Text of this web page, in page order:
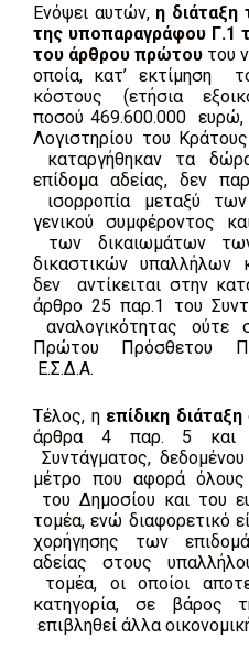
Ενόψει αυτών, η διάταξη
της υποπαραγράφου Γ.1
του άρθρου πρώτου του
οποία, κατ’ εκτίμηση
κόστους (ετήσια
ποσού 469.600.000 ευρώ,
Λογιστηρίου του
καταργήθηκαν τα
επίδομα αδείας, δεν
ισορροπία μεταξύ
γενικού συμφέροντος
των δικαιωμάτων
δικαστικών υπαλλήλων
δεν αντίκειται στην
άρθρο 25 παρ.1 του
αναλογικότητας
Πρώτου Πρόσθετου
Ε.Σ.Δ.Α.
Τέλος, η επίδικη διάταξη
άρθρα 4 παρ. 5
Συντάγματος,
μέτρο που αφορά όλους
του Δημοσίου και του
τομέα, ενώ διαφορετικό
χορήγησης των
αδείας στους
τομέα, οι οποίοι
κατηγορία, σε βάρος
επιβληθεί άλλα